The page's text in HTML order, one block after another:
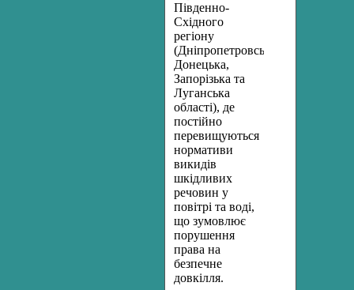
Південно-
Східного
регіону
(Дніпропетровська,
Донецька,
Запорізька та
Луганська
області), де
постійно
перевищуються
нормативи
викидів
шкідливих
речовин у
повітрі та воді,
що зумовлює
порушення
права на
безпечне
довкілля.